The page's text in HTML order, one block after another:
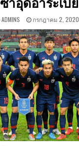
ADMINS กรกฎาคม 2, 2020